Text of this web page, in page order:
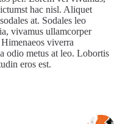
hac nisl. Aliquet
at. Sodales leo
vivamus ullamcorper
viverra
odio metus at leo. Lobortis
eros est.